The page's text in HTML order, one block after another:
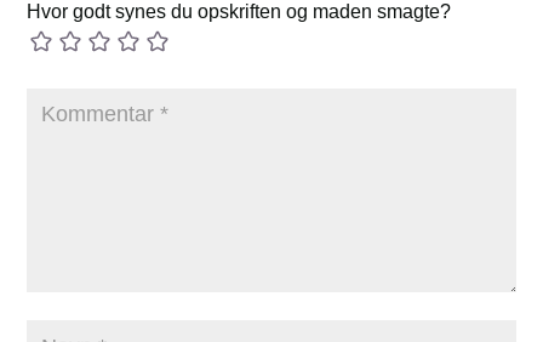
Hvor godt synes du opskriften og maden smagte?